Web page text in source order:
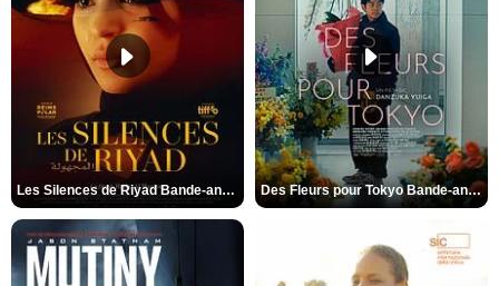
Les Silences de Riyad Bande-annonce VO STFR Des Fleurs pour Tokyo Bande-annonce VO STFR